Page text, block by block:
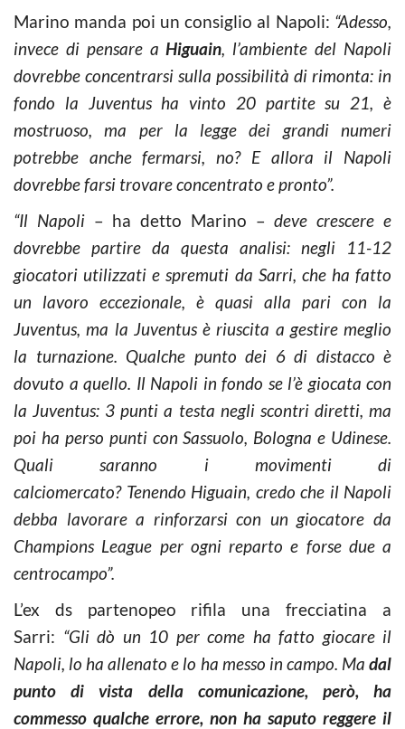
Marino manda poi un consiglio al Napoli: “Adesso,
invece di pensare aHiguain, l’ambiente del Napoli
dovrebbe concentrarsi sulla possibilità di rimonta: in
fondo la Juventus ha vinto 20 partite su 21, è
mostruoso, ma per la legge dei grandi numeri
potrebbe anche fermarsi, no? E allora il Napoli
dovrebbe farsi trovare concentrato e pronto”.
“Il Napoli – ha detto Marino – deve crescere e
dovrebbe partire da questa analisi: negli 11-12
giocatori utilizzati e spremuti da Sarri, che ha fatto
un lavoro eccezionale, è quasi alla pari con la
Juventus, ma la Juventus è riuscita a gestire meglio
la turnazione. Qualche punto dei 6 di distacco è
dovuto a quello. Il Napoli in fondo se l’è giocata con
la Juventus: 3 punti a testa negli scontri diretti, ma
poi ha perso punti con Sassuolo, Bologna e Udinese.
Quali saranno i movimenti di
calciomercato? Tenendo Higuain, credo che il Napoli
debba lavorare a rinforzarsi con un giocatore da
Champions League per ogni reparto e forse due a
centrocampo”.
L’ex ds partenopeo rifila una frecciatina a
Sarri: “Gli dò un 10 per come ha fatto giocare il
Napoli, lo ha allenato e lo ha messo in campo. Ma dal
punto di vista della comunicazione, però, ha
commesso qualche errore, non ha saputo reggere il